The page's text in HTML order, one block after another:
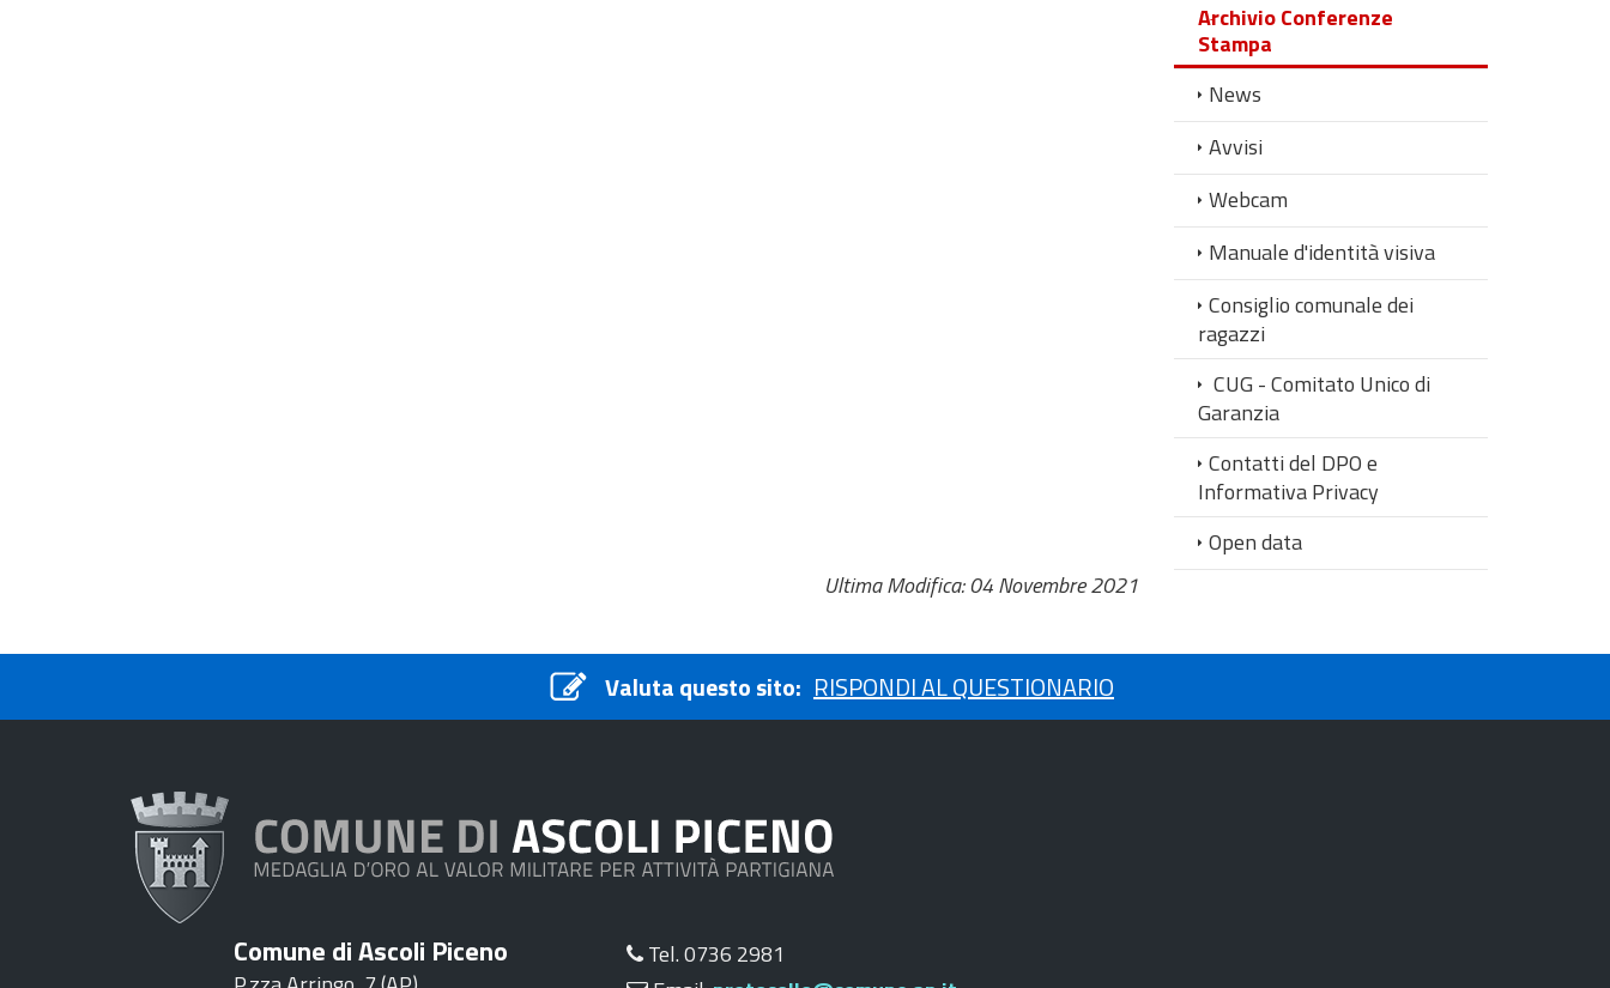
Archivio Conferenze
Stampa
News
Avvisi
Webcam
Manuale d'identità visiva
Consiglio comunale dei
ragazzi
CUG - Comitato Unico di
Garanzia
Contatti del DPO e
Informativa Privacy
Open data
Ultima Modifica: 04 Novembre 2021
Valuta questo sito: RISPONDI AL QUESTIONARIO
Comune di Ascoli Piceno
Tel. 0736 2981